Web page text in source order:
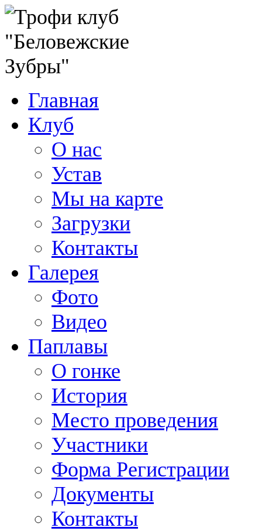
Главная
Клуб
О нас
Устав
Мы на карте
Загрузки
Контакты
Галерея
Фото
Видео
Паплавы
О гонке
История
Место проведения
Участники
Форма Регистрации
Документы
Контакты